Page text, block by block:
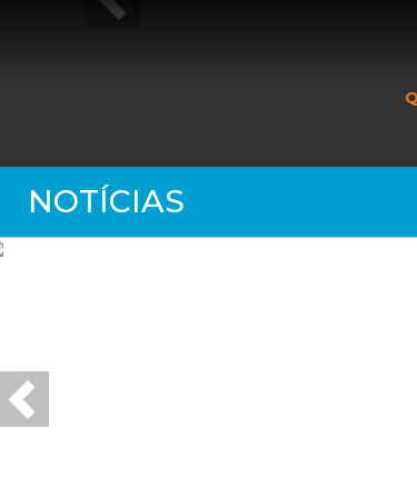
Next
NOTÍ­CIAS
Previous